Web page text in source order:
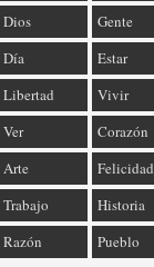
Dios Gente
Día Estar
Libertad Vivir
Ver Corazón
Arte Felicidad
Trabajo Historia
Razón Pueblo